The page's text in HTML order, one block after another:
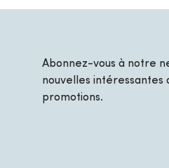
Abonnez-vous à notre
nouvelles intéressantes
promotions.